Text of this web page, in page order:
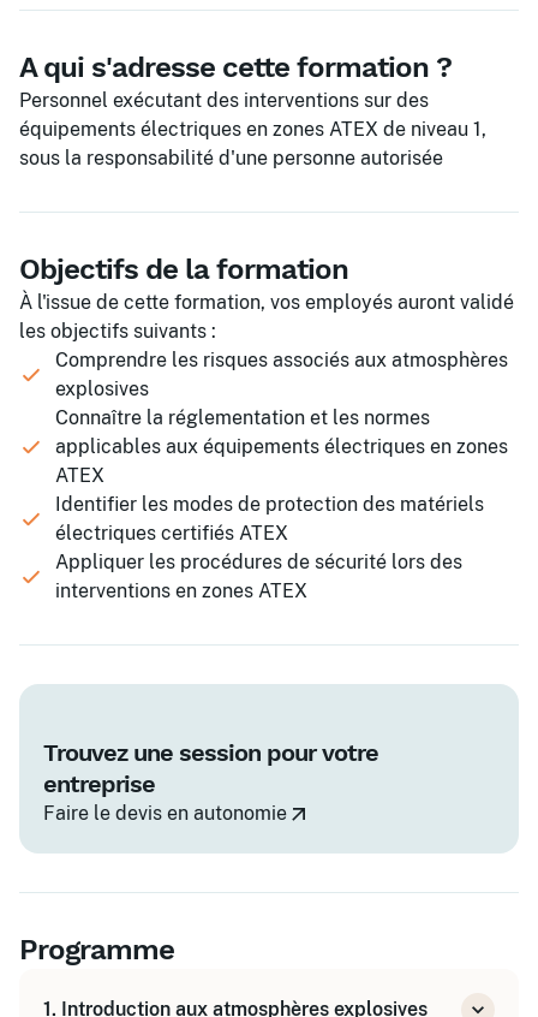
A qui s'adresse cette formation ?
Personnel exécutant des interventions sur des
équipements électriques en zones ATEX de niveau 1,
sous la responsabilité d'une personne autorisée
Objectifs de la formation
À l'issue de cette formation, vos employés auront validé
les objectifs suivants :
Comprendre les risques associés aux atmosphères
explosives
Connaître la réglementation et les normes
applicables aux équipements électriques en zones
ATEX
Identifier les modes de protection des matériels
électriques certifiés ATEX
Appliquer les procédures de sécurité lors des
interventions en zones ATEX
Trouvez une session pour votre
entreprise
Faire le devis en autonomie
Programme
1. Introduction aux atmosphères explosives